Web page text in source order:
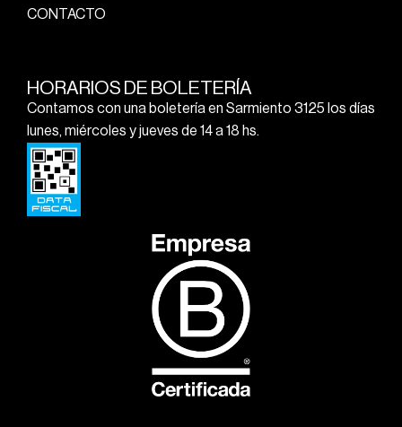
CONTACTO
HORARIOS DE BOLETERÍA
Contamos con una boletería en Sarmiento 3125 los días
lunes, miércoles y jueves de 14 a 18 hs.